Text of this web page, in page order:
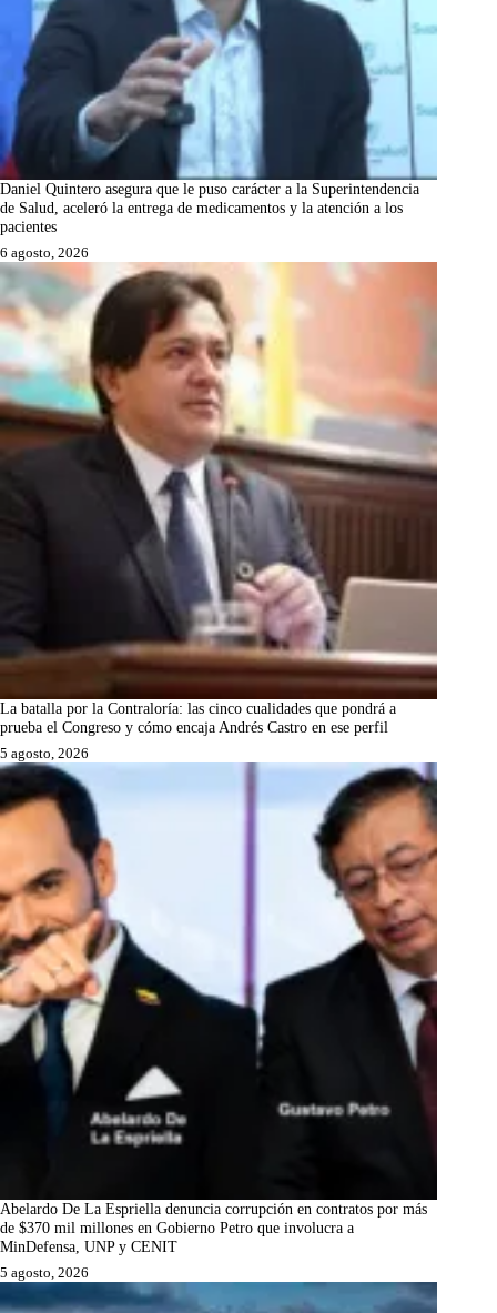
Daniel Quintero asegura que le puso carácter a la Superintendencia
de Salud, aceleró la entrega de medicamentos y la atención a los
pacientes
6 agosto, 2026
La batalla por la Contraloría: las cinco cualidades que pondrá a
prueba el Congreso y cómo encaja Andrés Castro en ese perfil
5 agosto, 2026
Abelardo De La Espriella denuncia corrupción en contratos por más
de $370 mil millones en Gobierno Petro que involucra a
MinDefensa, UNP y CENIT
5 agosto, 2026